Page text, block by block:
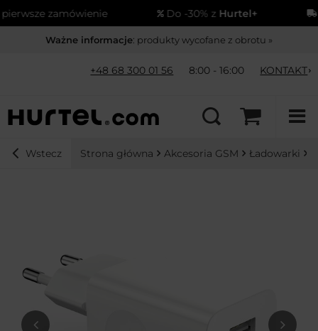
zamówienie Do -30% zHurtel+
Ważne informacje: produkty wycofane z obrotu »
+48 68 300 01 56 8:00 - 16:00 KONTAKT
Wstecz Strona główna Akcesoria GSM Ładowarki